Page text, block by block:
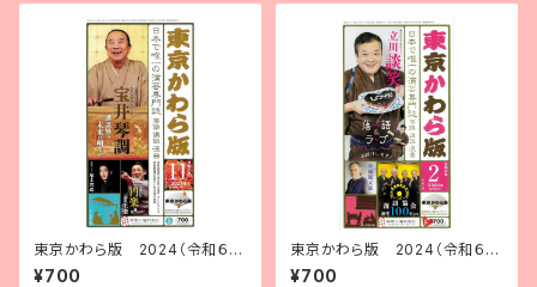
東京かわら版 2024（令和６）
年11月号
¥700
東京かわら版 2024（令和６）
年２月号
¥700